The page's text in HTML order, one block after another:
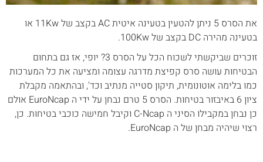
את הסרס 5 ניתן להטעין בטעינה איטית AC בקצב של 11Kw או
בטעינה מהירה DC בקצב של 100Kw.
זוכרים שביקשתי לשכוח הכל על הסרס 3? יופי, אז גם בתחום
הבטיחות עושה סרס קפיצת מדרגה עצומה ומציעה את כל המערכות
כמו בלימה אוטונומית, תיקון סטייה מנתיב וכד', ובהתאמה מקבלת
ציון 6 באיבזור בטיחות. הסרס 5 טרם נבחן על ידי ה EuroNcap אולם
כן נבחן במקבילו הסיני ה C-Ncap וקיבל חמישה כוכבי בטיחות. כן,
רצוי שיהיה מבחן של ה EuroNcap.